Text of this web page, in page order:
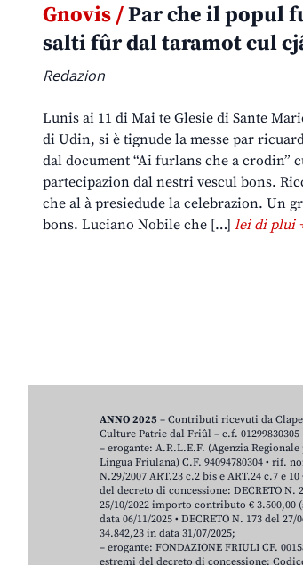
Gnovis /Par che il popul
salti fûr dal taramot cul
Redazion
Lunis ai 11 di Mai te Glesie di Sante
di Udin, si è tignude la messe par
dal document “Ai furlans che a crodin”
partecipazion dal nestri vescul bons.
che al à presiedude la celebrazion. Un
bons. Luciano Nobile che […] lei di plui
ANNO 2025 – Contributi ricevuti da
Culture Patrie dal Friûl – c.f. 01299830305
– erogante: A.R.L.E.F. (Agenzia Regionale
Lingua Friulana) C.F. 94094780304 • rif.
N.29/2007 ART.23 c.2 bis e ART.24 c.7 e 10
del decreto di concessione: DECRETO N.
25/10/2022 importo contributo € 3.500,00
data 06/11/2025 • DECRETO N. 173 del 27/
34.842,23 in data 31/07/2025;
– erogante: FONDAZIONE FRIULI CF.
estremi del decreto di concessione: